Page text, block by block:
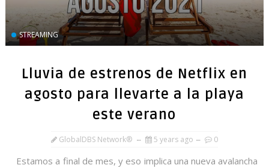
STREAMING
Lluvia de estrenos de Netflix en
agosto para llevarte a la playa
este verano
GlobalDBS Network® 5 years ago 0
Estamos a final de mes, y eso implica una nueva avalancha